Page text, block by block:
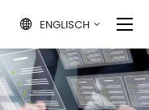
 ENGLISCH